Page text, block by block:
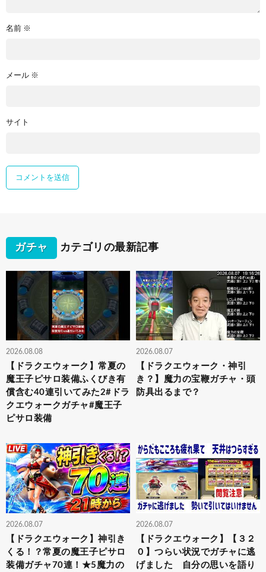
名前 ※
メール ※
サイト
ガチャ カテゴリの最新記事
2026.08.08
【ドラクエウォーク】常夏の
魔王子ピサロ装備ふくびき有
償含む40連引いてみた2#ドラ
クエウォークガチャ#魔王子
ピサロ装備
2026.08.07
【ドラクエウォーク・神引
き？】魔力の宝鞭ガチャ・頭
防具出るまで？
2026.08.07
【ドラクエウォーク】神引き
くる！？常夏の魔王子ピサロ
装備ガチャ70連！★5魔力の
2026.08.07
【ドラクエウォーク】【３２
０】つらい状況でガチャに逃
げました 自分の思いを語り